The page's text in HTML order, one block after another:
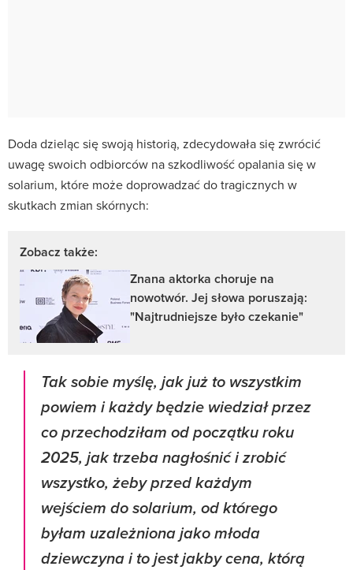
Doda dzieląc się swoją historią, zdecydowała się zwrócić
uwagę swoich odbiorców na szkodliwość opalania się w
solarium, które może doprowadzać do tragicznych w
skutkach zmian skórnych:
Zobacz także:
Znana aktorka choruje na
nowotwór. Jej słowa poruszają:
"Najtrudniejsze było czekanie"
Tak sobie myślę, jak już to wszystkim
powiem i każdy będzie wiedział przez
co przechodziłam od początku roku
2025, jak trzeba nagłośnić i zrobić
wszystko, żeby przed każdym
wejściem do solarium, od którego
byłam uzależniona jako młoda
dziewczyna i to jest jakby cena, którą